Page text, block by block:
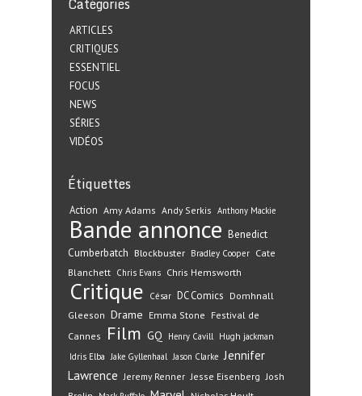
ARTICLES
CRITIQUES
ESSENTIEL
FOCUS
NEWS
SÉRIES
VIDÉOS
Étiquettes
Action Amy Adams Andy Serkis Anthony Mackie
Bande annonce Benedict
Cumberbatch Blockbuster Bradley Cooper Cate
Blanchett Chris Evans Chris Hemsworth
Critique César DC Comics Domhnall
Gleeson Drame Emma Stone Festival de
Cannes
Film GQ Henry Cavill Hugh jackman
Idris Elba Jake Gyllenhaal Jason Clarke Jennifer
Lawrence Jeremy Renner Jesse Eisenberg Josh